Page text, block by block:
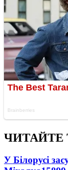
ЧИТАЙТЕ
У Білорусі